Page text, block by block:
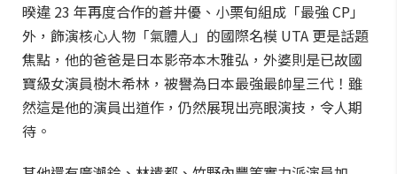
暌違 23 年再度合作的蒼井優、小栗旬組成「最強 CP」
外，飾演核心人物「氣體人」的國際名模 UTA 更是話題
焦點，他的爸爸是日本影帝本木雅弘，外婆則是已故國
寶級女演員樹木希林，被譽為日本最強最帥星三代！雖
然這是他的演員出道作，仍然展現出亮眼演技，令人期
待。